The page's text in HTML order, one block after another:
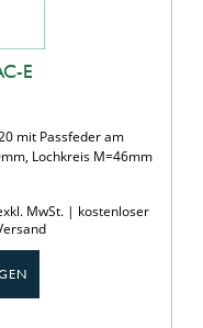
E
mit Passfeder am
Lochkreis M=46mm
MwSt. | kostenloser